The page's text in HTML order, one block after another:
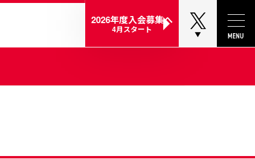
2026年度入会募集へ
4月スタート